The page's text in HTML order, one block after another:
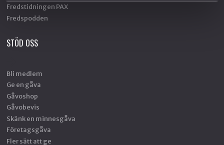
Fredstidningen PAX
Fredspodden
STÖD OSS
Bli medlem
Ge en gåva
Gåvoshop
Gåvobevis
Skänk en minnesgåva
Företagsgåva
Fler sätt att ge